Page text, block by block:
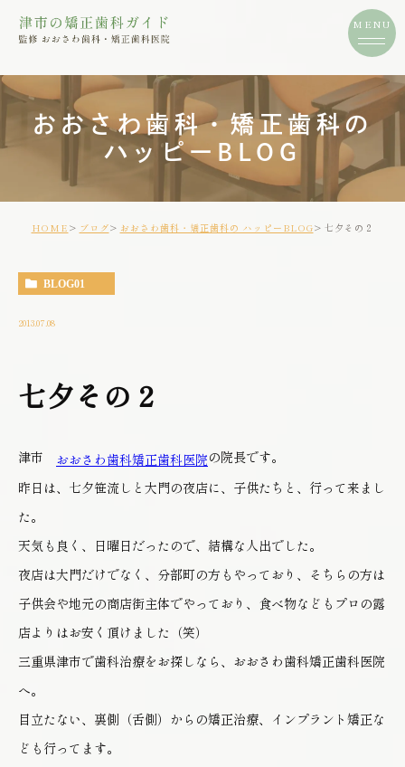
おおさわ歯科・矯正歯科の
ハッピーBLOG
HOME ブログ おおさわ歯科・矯正歯科の ハッピーBLOG 七夕その２
BLOG01
2013.07.08
七夕その２
津市 おおさわ歯科矯正歯科医院の院長です。
昨日は、七夕笹流しと大門の夜店に、子供たちと、行って来まし
た。
天気も良く、日曜日だったので、結構な人出でした。
夜店は大門だけでなく、分部町の方もやっており、そちらの方は
子供会や地元の商店街主体でやっており、食べ物などもプロの露
店よりはお安く頂けました（笑）
三重県津市で歯科治療をお探しなら、おおさわ歯科矯正歯科医院
へ。
目立たない、裏側（舌側）からの矯正治療、インプラント矯正な
ども行ってます。